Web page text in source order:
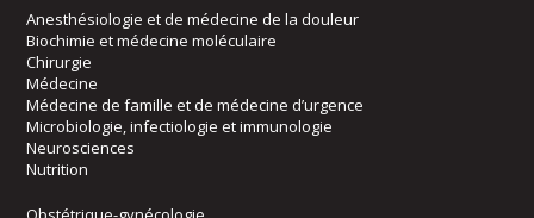
Anesthésiologie et de médecine de la douleur
Biochimie et médecine moléculaire
Chirurgie
Médecine
Médecine de famille et de médecine d’urgence
Microbiologie, infectiologie et immunologie
Neurosciences
Nutrition